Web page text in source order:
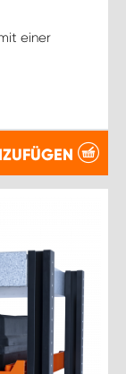
einer